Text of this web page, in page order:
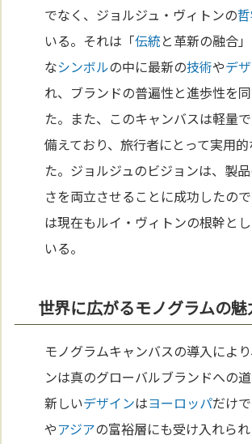
でなく、ジョルジュ・ヴィトンの
いる。それは「伝統と革新の融合
なシンボルの中に最新の技術やデ
れ、ブランドの普遍性と進歩性を
た。また、このキャンバスは軽量
備えており、旅行者にとって実用
た。ジョルジュのビジョンは、製
さを両立させることに成功したの
は現在もルイ・ヴィトンの根幹と
いる。
世界に広がるモノグラムの魅
モノグラムキャンバスの導入によ
ンは真のグローバルブランドへの道
新しいデザインはヨーロッパだけ
やアジアの富裕層にも受け入れら